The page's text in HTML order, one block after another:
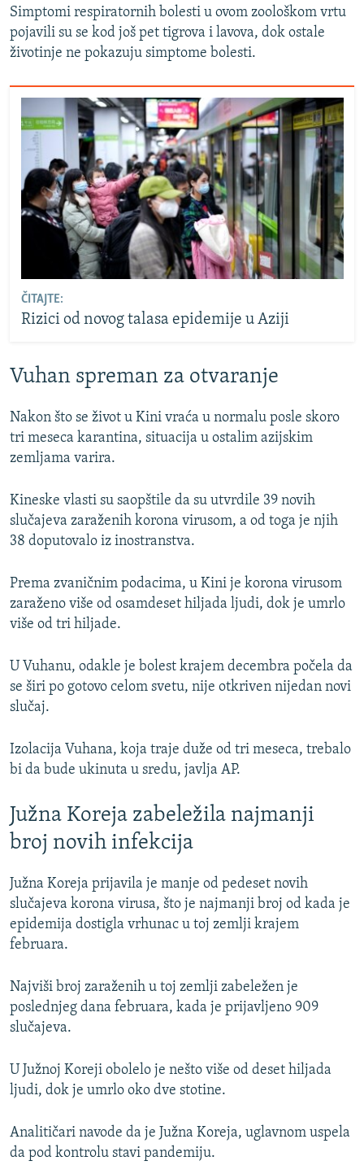
Simptomi respiratornih bolesti u ovom zoološkom vrtu
pojavili su se kod još pet tigrova i lavova, dok ostale
životinje ne pokazuju simptome bolesti.
ČITAJTE:
Rizici od novog talasa epidemije u Aziji
Vuhan spreman za otvaranje
Nakon što se život u Kini vraća u normalu posle skoro
tri meseca karantina, situacija u ostalim azijskim
zemljama varira.
Kineske vlasti su saopštile da su utvrdile 39 novih
slučajeva zaraženih korona virusom, a od toga je njih
38 doputovalo iz inostranstva.
Prema zvaničnim podacima, u Kini je korona virusom
zaraženo više od osamdeset hiljada ljudi, dok je umrlo
više od tri hiljade.
U Vuhanu, odakle je bolest krajem decembra počela da
se širi po gotovo celom svetu, nije otkriven nijedan novi
slučaj.
Izolacija Vuhana, koja traje duže od tri meseca, trebalo
bi da bude ukinuta u sredu, javlja AP.
Južna Koreja zabeležila najmanji
broj novih infekcija
Južna Koreja prijavila je manje od pedeset novih
slučajeva korona virusa, što je najmanji broj od kada je
epidemija dostigla vrhunac u toj zemlji krajem
februara.
Najviši broj zaraženih u toj zemlji zabeležen je
poslednjeg dana februara, kada je prijavljeno 909
slučajeva.
U Južnoj Koreji obolelo je nešto više od deset hiljada
ljudi, dok je umrlo oko dve stotine.
Analitičari navode da je Južna Koreja, uglavnom uspela
da pod kontrolu stavi pandemiju.